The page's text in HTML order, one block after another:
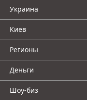
Украина
Киев
Регионы
Деньги
Шоу-биз